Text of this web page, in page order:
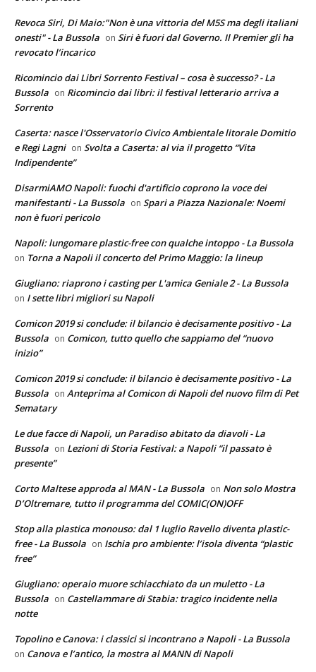
Revoca Siri, Di Maio:"Non è una vittoria del M5S ma degli italiani
onesti" - La Bussola on Siri è fuori dal Governo. Il Premier gli ha
revocato l’incarico
Ricomincio dai Libri Sorrento Festival – cosa è successo? - La
Bussola on Ricomincio dai libri: il festival letterario arriva a
Sorrento
Caserta: nasce l'Osservatorio Civico Ambientale litorale Domitio
e Regi Lagni on Svolta a Caserta: al via il progetto “Vita
Indipendente”
DisarmiAMO Napoli: fuochi d'artificio coprono la voce dei
manifestanti - La Bussola on Spari a Piazza Nazionale: Noemi
non è fuori pericolo
Napoli: lungomare plastic-free con qualche intoppo - La Bussola
on Torna a Napoli il concerto del Primo Maggio: la lineup
Giugliano: riaprono i casting per L'amica Geniale 2 - La Bussola
on I sette libri migliori su Napoli
Comicon 2019 si conclude: il bilancio è decisamente positivo - La
Bussola on Comicon, tutto quello che sappiamo del “nuovo
inizio”
Comicon 2019 si conclude: il bilancio è decisamente positivo - La
Bussola on Anteprima al Comicon di Napoli del nuovo film di Pet
Sematary
Le due facce di Napoli, un Paradiso abitato da diavoli - La
Bussola on Lezioni di Storia Festival: a Napoli “il passato è
presente”
Corto Maltese approda al MAN - La Bussola on Non solo Mostra
D’Oltremare, tutto il programma del COMIC(ON)OFF
Stop alla plastica monouso: dal 1 luglio Ravello diventa plastic-
free - La Bussola on Ischia pro ambiente: l’isola diventa “plastic
free”
Giugliano: operaio muore schiacchiato da un muletto - La
Bussola on Castellammare di Stabia: tragico incidente nella
notte
Topolino e Canova: i classici si incontrano a Napoli - La Bussola
on Canova e l’antico, la mostra al MANN di Napoli